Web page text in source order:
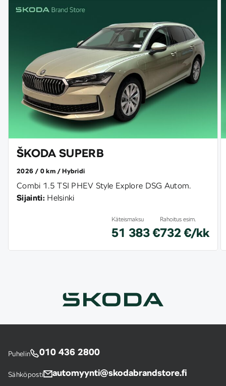
ŠKODA SUPERB
2026 0 km Hybridi
Combi 1.5 TSI PHEV Style Explore DSG Autom.
Sijainti: Helsinki
Käteismaksu
51 383 €
Rahoitus esim.
732 €/kk
Puhelin 010 436 2800
Sähköposti automyynti@skodabrandstore.fi